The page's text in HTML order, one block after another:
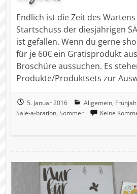
Endlich ist die Zeit des
Startschuss der diesjährigen
ist gefallen. Wenn du gerne
für je 60€ ein Gratisprodukt
Broschüre aussuchen. Es
Produkte/Produktsets zur
5. Januar 2016 Allgemein,
Sale-a-bration, Sommer Keine